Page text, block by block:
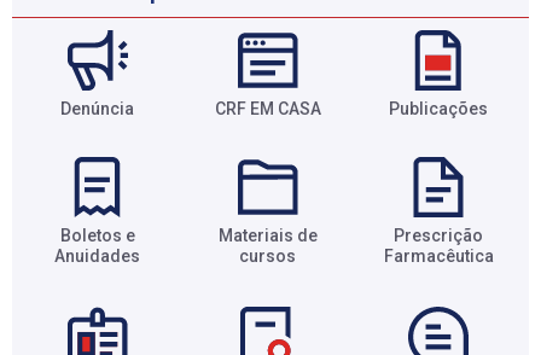
Denúncia CRF EM CASA Publicações
Boletos e
Anuidades​
Materiais de
cursos​
Prescrição
Farmacêutica​